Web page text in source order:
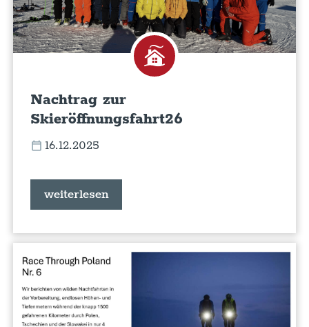
Nachtrag zur
Skieröffnungsfahrt26
16.12.2025
weiterlesen